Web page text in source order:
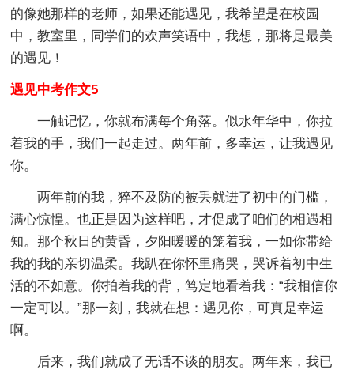
的像她那样的老师，如果还能遇见，我希望是在校园
中，教室里，同学们的欢声笑语中，我想，那将是最美
的遇见！
遇见中考作文5
一触记忆，你就布满每个角落。似水年华中，你拉
着我的手，我们一起走过。两年前，多幸运，让我遇见
你。
两年前的我，猝不及防的被丢就进了初中的门槛，
满心惊惶。也正是因为这样吧，才促成了咱们的相遇相
知。那个秋日的黄昏，夕阳暖暖的笼着我，一如你带给
我的我的亲切温柔。我趴在你怀里痛哭，哭诉着初中生
活的不如意。你拍着我的背，笃定地看着我：“我相信你
一定可以。”那一刻，我就在想：遇见你，可真是幸运
啊。
后来，我们就成了无话不谈的朋友。两年来，我已